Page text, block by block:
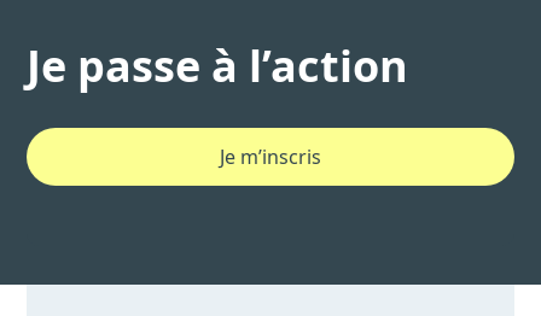
Je passe à l’action
Je m’inscris